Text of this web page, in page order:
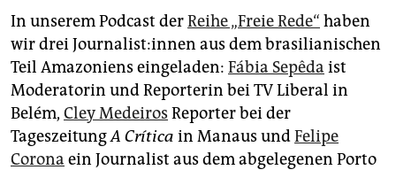
In unserem Podcast derReihe „Freie Rede“ haben
wir drei Jour­na­lis­t:in­nen aus dem brasilianischen
Teil Amazoniens eingeladen: Fábia Sepêda ist
Moderatorin und Reporterin bei TV Liberal in
Belém, Cley Medeiros Reporter bei der
TageszeitungA Crítica in Manaus undFelipe
Corona ein Journalist aus dem abgelegenen Porto